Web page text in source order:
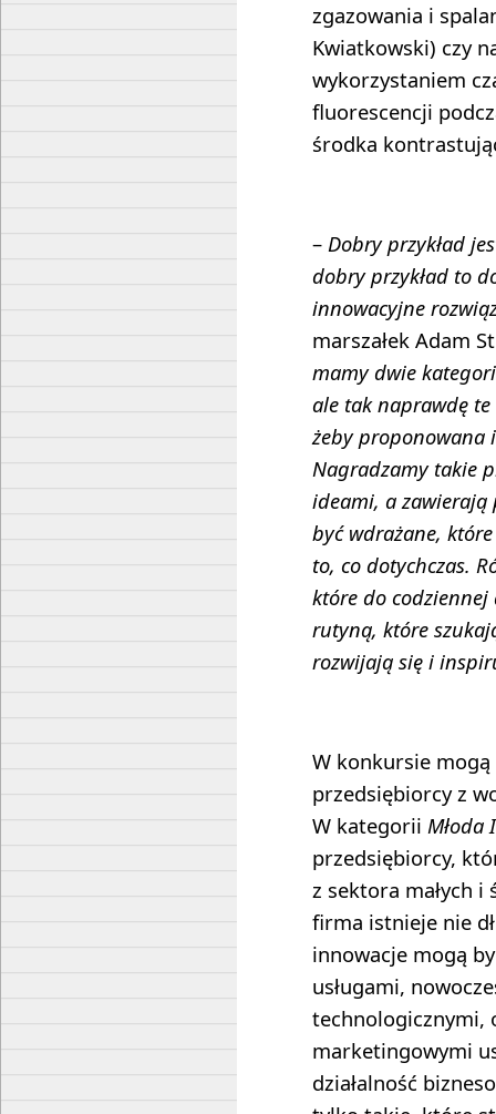
zgazowania i
Kwiatkowski) czy
wykorzystaniem
fluorescencji
środka
– Dobry przykład
dobry przykład to
innowacyjne
marszałek Adam
mamy dwie
ale tak naprawdę
żeby proponowana
Nagradzamy takie
ideami, a zawierają
być wdrażane,
to, co dotychczas.
które do codziennej
rutyną, które
rozwijają się i
W konkursie mogą
przedsiębiorcy z
W kategorii Młoda
przedsiębiorcy,
z sektora małych
firma istnieje nie
innowacje mogą
usługami,
technologicznymi,
marketingowymi
działalność